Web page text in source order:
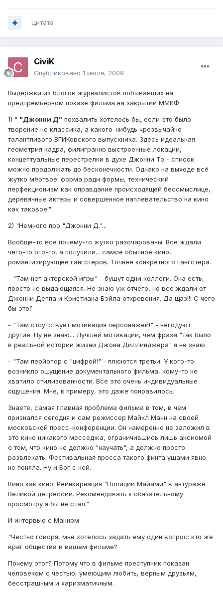
Цитата
CiviK
Опубликовано 1 июля, 2009
Выдержки из блогов журналистов побывавших на
предпремьерном показе фильма на закрытии ММКФ:
1) " "Джонни Д" похвалить хотелось бы, если это было
творение не классика, а какого-нибудь чрезвычайно
талантливого ВГИКовского выпускника. Здесь идеальная
геометрия кадра, филигранно выстроенные локации,
концептуальные перестрелки в духе Джонни То - список
можно продолжать до бесконечности. Однако на выходе всё
жутко мёртвое: форма ради формы, технический
перфекционизм как оправдание происходящей бессмыслице,
деревянные актеры и совершенное наплевательство на кино
как таковое."
2) "Немного про "Джонни Д."...
Вообще-то все почему-то жутко разочарованы. Все ждали
чего-то ого-го, а получили... самое обычное кино,
романтизирующее гангстеров. Точнее конкретного гангстера.
- "Там нет актерской игры" - бушут одни коллеги. Она есть,
просто не выдающаяся. Не знаю уж отчего, но все ждали от
Джонни Деппа и Кристиана Бэйла откровения. Да щаз!!! С чего
бы это?
- "Там отсутствует мотивация персонажей!" - негодуют
другие. Ну не знаю... Лучшей мотивации, чем фраза "так было
в реальной истории жизни Джона Диллинджера" я не знаю.
- "Там перйопор с "цифрой!" - плюются третьи. У кого-то
возникло ощущение документального фильма, кому-то не
хватило стилизованности. Все это очень индивидуальные
ощущения. Мне, к примеру, это даже понравилось.
Знаете, самая главная проблема фильма в том, в чем
признался сегодня и сам режиссер Майкл Манн на своей
московской пресс-конференции. Он намеренно не заложил в
это кино никакого месседжа, ограничившись лишь аксиомой
о том, что кино не должно "научать", а должно просто
развлекать. Фестивальная пресса такого финта ушами явно
не поняла. Ну и Бог с ней.
Кино как кино. Реинкарнация "Полиции Майами" в антураже
Великой депрессии. Рекомендовать к обязательному
просмотру я бы не стал."
И интервью с Манном :
"Честно говоря, мне хотелось задать ему один вопрос: кто же
враг общества в вашем фильме?
Почему этот? Потому что в фильме преступник показан
человеком с честью, умеющим любить, верным друзьям,
бесстрашным и харизматичным.